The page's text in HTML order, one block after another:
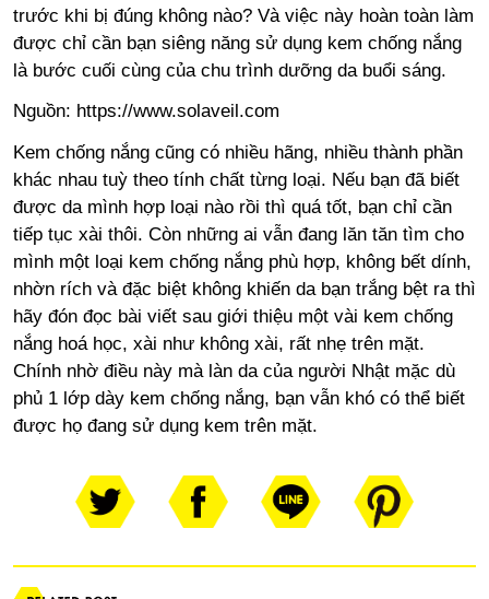
trước khi bị đúng không nào? Và việc này hoàn toàn làm
được chỉ cần bạn siêng năng sử dụng kem chống nắng
là bước cuối cùng của chu trình dưỡng da buổi sáng.
Nguồn: https://www.solaveil.com
Kem chống nắng cũng có nhiều hãng, nhiều thành phần
khác nhau tuỳ theo tính chất từng loại. Nếu bạn đã biết
được da mình hợp loại nào rồi thì quá tốt, bạn chỉ cần
tiếp tục xài thôi. Còn những ai vẫn đang lăn tăn tìm cho
mình một loại kem chống nắng phù hợp, không bết dính,
nhờn rích và đặc biệt không khiến da bạn trắng bệt ra thì
hãy đón đọc bài viết sau giới thiệu một vài kem chống
nắng hoá học, xài như không xài, rất nhẹ trên mặt.
Chính nhờ điều này mà làn da của người Nhật mặc dù
phủ 1 lớp dày kem chống nắng, bạn vẫn khó có thể biết
được họ đang sử dụng kem trên mặt.